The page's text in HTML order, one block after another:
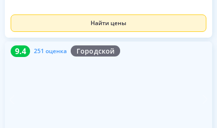
Найти цены
9.4 251 оценка Городской
9.4 251 оценка